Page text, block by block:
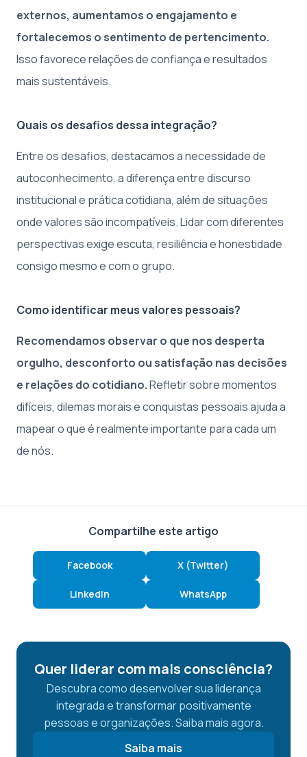
externos, aumentamos o engajamento e
fortalecemos o sentimento de pertencimento.
Isso favorece relações de confiança e resultados
mais sustentáveis.
Quais os desafios dessa integração?
Entre os desafios, destacamos a necessidade de
autoconhecimento, a diferença entre discurso
institucional e prática cotidiana, além de situações
onde valores são incompatíveis. Lidar com diferentes
perspectivas exige escuta, resiliência e honestidade
consigo mesmo e com o grupo.
Como identificar meus valores pessoais?
Recomendamos observar o que nos desperta
orgulho, desconforto ou satisfação nas decisões
e relações do cotidiano.Refletir sobre momentos
difíceis, dilemas morais e conquistas pessoais ajuda a
mapear o que é realmente importante para cada um
de nós.
Compartilhe este artigo
Facebook X (Twitter)
LinkedIn WhatsApp
Quer liderar com mais consciência?
Descubra como desenvolver sua liderança
integrada e transformar positivamente
pessoas e organizações. Saiba mais agora.
Saiba mais